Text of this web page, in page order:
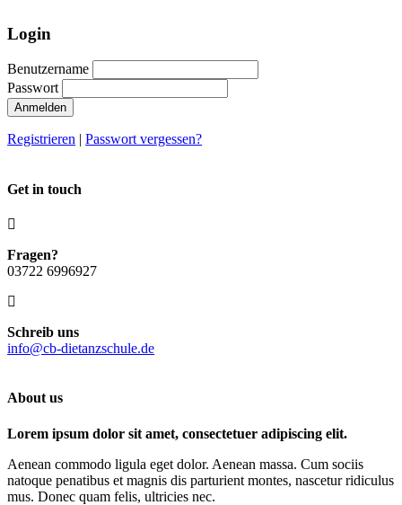
Login
Benutzername
Passwort
Anmelden
Registrieren |Passwort vergessen?
Get in touch
Fragen?
03722 6996927
Schreib uns
info@cb-dietanzschule.de
About us
Lorem ipsum dolor sit amet, consectetuer adipiscing elit.
Aenean commodo ligula eget dolor. Aenean massa. Cum sociis
natoque penatibus et magnis dis parturient montes, nascetur ridiculus
mus. Donec quam felis, ultricies nec.